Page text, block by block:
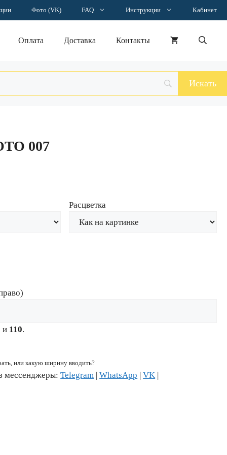
Фото (VK) FAQ Инструкции Кабинет
Оплата Доставка Контакты
007
Расцветка
и 110.
или какую ширину вводить?
мессенджеры:Telegram |WhatsApp |VK |
MOTO